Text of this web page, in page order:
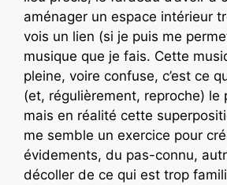
aménager un espace intérieur
vois un lien (si je puis me
musique que je fais. Cette
pleine, voire confuse, c’est ce
(et, régulièrement, reproche) le
mais en réalité cette
me semble un exercice pour
évidements, du pas-connu,
décoller de ce qui est trop